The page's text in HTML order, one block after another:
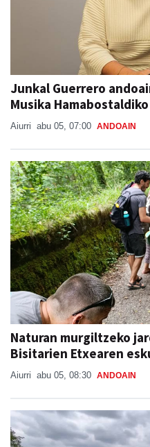
Junkal Guerrero
Musika
Aiurri abu 05, 07:00 ANDOAIN
Naturan murgiltzeko
Bisitarien Etxearen
Aiurri abu 05, 08:30 ANDOAIN